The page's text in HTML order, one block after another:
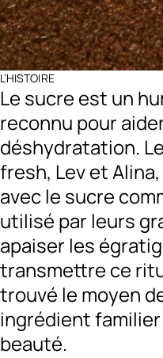
L’HISTOIRE
Le sucre est un
reconnu pour
déshydratation.
fresh, Lev et
avec le sucre
utilisé par leurs
apaiser les
transmettre ce
trouvé le moyen
ingrédient
beauté.